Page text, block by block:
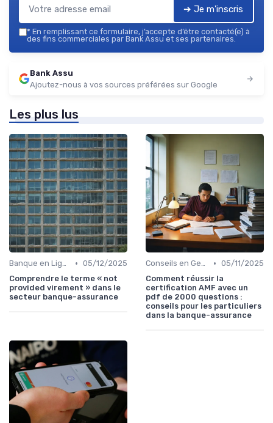
➔ Je m'inscris
* En remplissant ce formulaire, j’accepte d’être contacté(e) à
des fins commerciales par Bank Assu et ses partenaires.
Bank Assu
Ajoutez-nous à vos sources préférées sur Google
Les plus lus
Banque en Ligne et Mobile • 05/12/2025
Comprendre le terme « not
provided virement » dans le
secteur banque-assurance
Conseils en Gestion de Patrimoine • 05/11/2025
Comment réussir la
certification AMF avec un
pdf de 2000 questions :
conseils pour les particuliers
dans la banque-assurance